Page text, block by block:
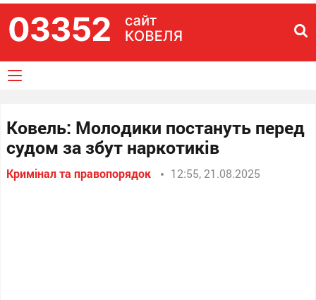
Ковель: Молодики постануть перед
судом за збут наркотиків
Кримінал та правопорядок 12:55, 21.08.2025